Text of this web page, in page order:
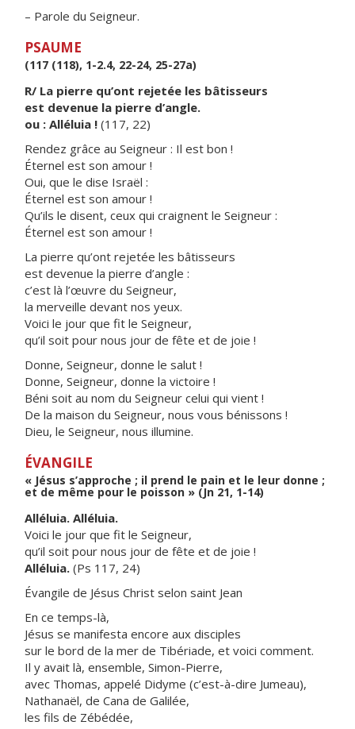
– Parole du Seigneur.
PSAUME
(117 (118), 1-2.4, 22-24, 25-27a)
R/ La pierre qu’ont rejetée les bâtisseurs
est devenue la pierre d’angle.
ou : Alléluia ! (117, 22)
Rendez grâce au Seigneur : Il est bon !
Éternel est son amour !
Oui, que le dise Israël :
Éternel est son amour !
Qu’ils le disent, ceux qui craignent le Seigneur :
Éternel est son amour !
La pierre qu’ont rejetée les bâtisseurs
est devenue la pierre d’angle :
c’est là l’œuvre du Seigneur,
la merveille devant nos yeux.
Voici le jour que fit le Seigneur,
qu’il soit pour nous jour de fête et de joie !
Donne, Seigneur, donne le salut !
Donne, Seigneur, donne la victoire !
Béni soit au nom du Seigneur celui qui vient !
De la maison du Seigneur, nous vous bénissons !
Dieu, le Seigneur, nous illumine.
ÉVANGILE
« Jésus s’approche ; il prend le pain et le leur donne ;
et de même pour le poisson » (Jn 21, 1-14)
Alléluia. Alléluia.
Voici le jour que fit le Seigneur,
qu’il soit pour nous jour de fête et de joie !
Alléluia. (Ps 117, 24)
Évangile de Jésus Christ selon saint Jean
En ce temps-là,
Jésus se manifesta encore aux disciples
sur le bord de la mer de Tibériade, et voici comment.
Il y avait là, ensemble, Simon-Pierre,
avec Thomas, appelé Didyme (c’est-à-dire Jumeau),
Nathanaël, de Cana de Galilée,
les fils de Zébédée,